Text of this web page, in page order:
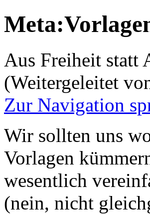
Aus Freiheit statt
(Weitergeleitet
Zur Navigation
Wir sollten uns
Vorlagen
wesentlich
(nein, nicht